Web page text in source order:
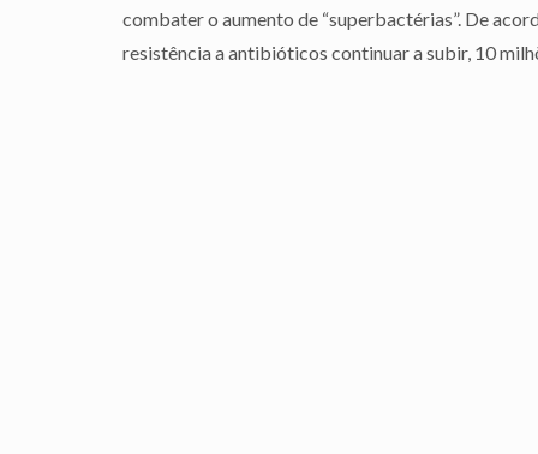
combater o aumento de “superbactérias”. De
resistência a antibióticos continuar a subir, 10